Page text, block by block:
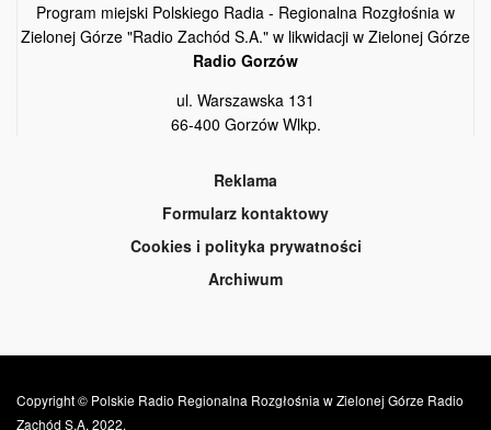
Program miejski Polskiego Radia - Regionalna Rozgłośnia w
Zielonej Górze "Radio Zachód S.A." w likwidacji w Zielonej Górze
Radio Gorzów
ul. Warszawska 131
66-400 Gorzów Wlkp.
Reklama
Formularz kontaktowy
Cookies i polityka prywatności
Archiwum
Copyright © Polskie Radio Regionalna Rozgłośnia w Zielonej Górze Radio
Zachód S.A. 2022.